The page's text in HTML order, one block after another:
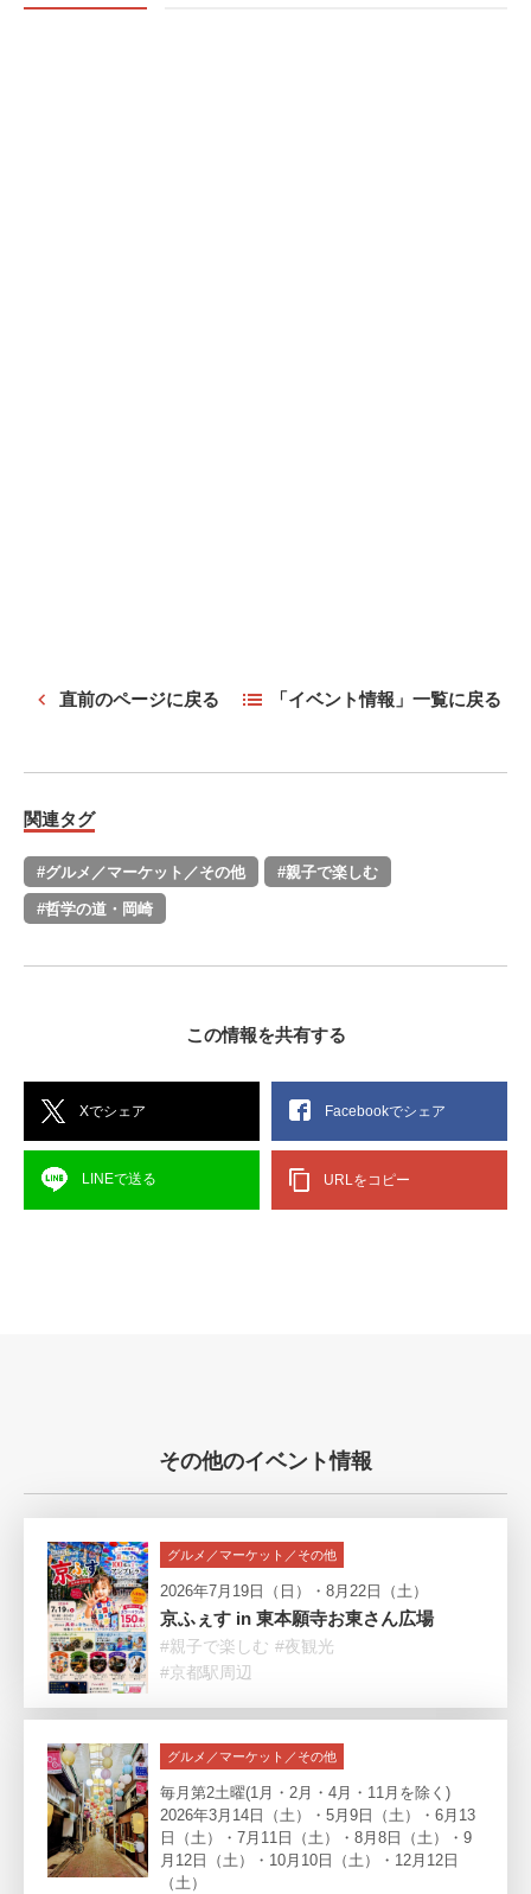
直前のページに戻る 「イベント情報」一覧に戻る
関連タグ
#グルメ／マーケット／その他 #親子で楽しむ
#哲学の道・岡崎
この情報を共有する
Xでシェア Facebookでシェア
LINEで送る URLをコピー
その他のイベント情報
グルメ／マーケット／その他
2026年7月19日（日）・8月22日（土）
京ふぇす in 東本願寺お東さん広場
#親子で楽しむ #夜観光
#京都駅周辺
グルメ／マーケット／その他
毎月第2土曜(1月・2月・4月・11月を除く)
2026年3月14日（土）・5月9日（土）・6月13
日（土）・7月11日（土）・8月8日（土）・9
月12日（土）・10月10日（土）・12月12日
（土）